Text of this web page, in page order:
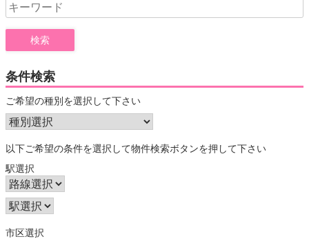
Search
for:
条件検索
ご希望の種別を選択して下さい
以下ご希望の条件を選択して物件検索ボタンを押して下さい
駅選択
市区選択